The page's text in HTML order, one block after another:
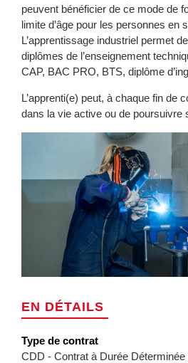
peuvent bénéficier de ce mode de
limite d’âge pour les personnes en
L’apprentissage industriel permet
diplômes de l’enseignement
CAP, BAC PRO, BTS, diplôme
L’apprenti(e) peut, à chaque fin de
dans la vie active ou de poursuivre
EN DÉTAILS
Type de contrat
CDD - Contrat à Durée Déterminée